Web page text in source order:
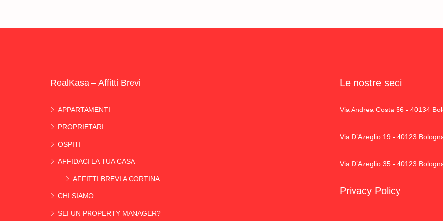
RealKasa – Affitti Brevi
APPARTAMENTI
PROPRIETARI
OSPITI
AFFIDACI LA TUA CASA
AFFITTI BREVI A CORTINA
CHI SIAMO
SEI UN PROPERTY MANAGER?
Le nostre sedi
Via Andrea Costa 56 - 40134
Via D’Azeglio 19 - 40123
Via D’Azeglio 35 - 40123
Privacy Policy